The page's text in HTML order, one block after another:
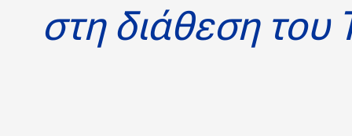
στη διάθεση του